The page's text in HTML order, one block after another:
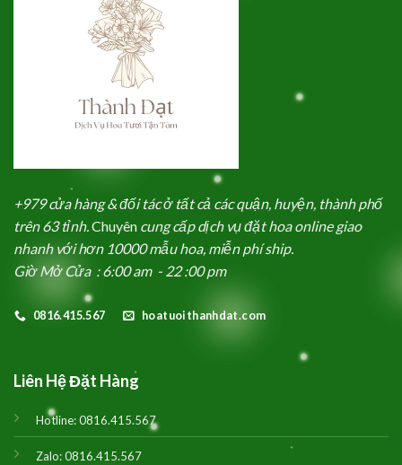
+979 cửa hàng & đối tác ở tất cả các quận, huyện, thành phố
trên 63 tỉnh.Chuyên cung cấp dịch vụ đặt hoa online giao
nhanh với hơn 10000 mẫu hoa, miễn phí ship.
Giờ Mở Cửa : 6:00 am - 22 :00 pm
0816.415.567 hoatuoithanhdat.com
Liên Hệ Đặt Hàng
Hotline:0816.415.567
Zalo:0816.415.567